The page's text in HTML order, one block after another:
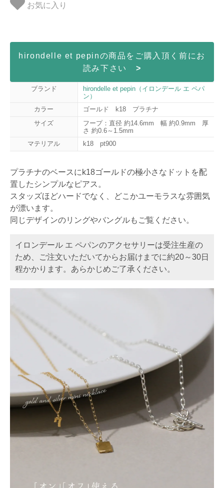
お気に入り
hirondelle et pepinの商品をご購入頂く前にお
読み下さい >
ブランド
hirondelle et pepin（イロンデール エ ペパ
ン）
カラー
ゴールド k18 プラチナ
サイズ
フープ：直径 約14.6mm 幅 約0.9mm 厚
さ 約0.6～1.5mm
マテリアル
k18 pt900
プラチナのベースにk18ゴールドの極小さなドットを配
置したシンプルなピアス。
スタッズほどハードでなく、どこかユーモラスな雰囲気
が漂います。
同じデザインのリングやバングルもご覧ください。
イロンデール エ ペパンのアクセサリーは受注生産の
ため、ご注文いただいてからお届けまでに約20～30日
程かかります。あらかじめご了承ください。